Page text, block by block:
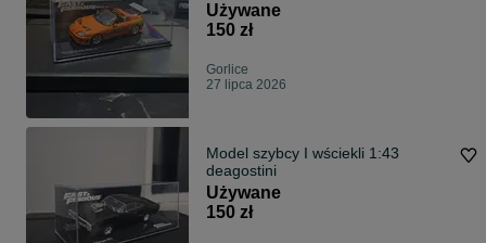
Używane
150 zł
Gorlice
27 lipca 2026
Model szybcy I wściekli 1:43
deagostini
Używane
150 zł